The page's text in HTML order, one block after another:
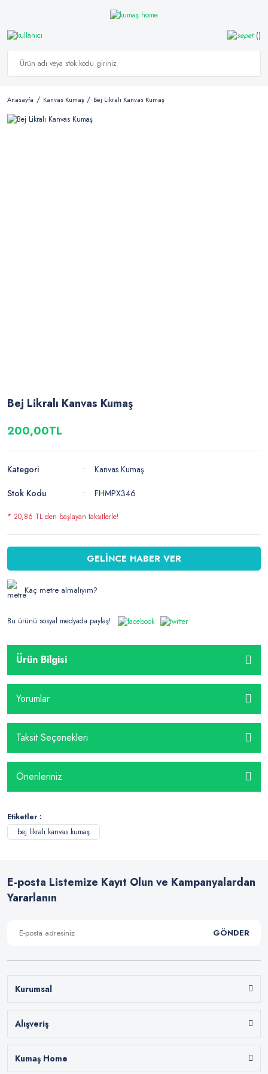
Anasayfa Kanvas Kumaş Bej Likralı Kanvas Kumaş
Bej Likralı Kanvas Kumaş
200,00TL
Kategori
Kanvas Kumaş
Stok Kodu
FHMPX346
* 20,86 TL den başlayan taksitlerle!
GELİNCE HABER VER
Kaç metre almalıyım?
Bu ürünü sosyal medyada paylaş!
Ürün Bilgisi
Yorumlar
Taksit Seçenekleri
Önerileriniz
Etiketler :
bej likralı kanvas kumaş
E-posta Listemize Kayıt Olun ve Kampanyalardan
Yararlanın
GÖNDER
Kurumsal
Alışveriş
Kumaş Home